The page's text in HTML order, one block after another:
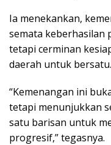
Ia menekankan,
semata keberhasilan
tetapi cerminan
daerah untuk bersatu.
“Kemenangan ini
tetapi menunjukkan
satu barisan untuk
progresif,” tegasnya.